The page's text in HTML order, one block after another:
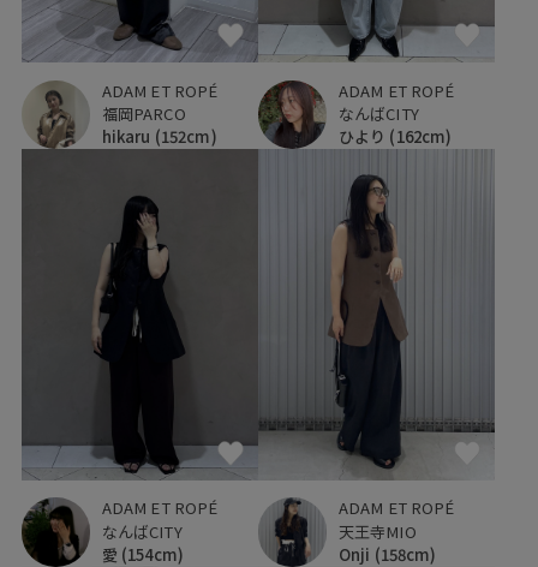
ADAM ET ROPÉ
福岡PARCO
hikaru (152cm)
ADAM ET ROPÉ
なんばCITY
ひより (162cm)
ADAM ET ROPÉ
なんばCITY
愛 (154cm)
ADAM ET ROPÉ
天王寺MIO
Onji (158cm)